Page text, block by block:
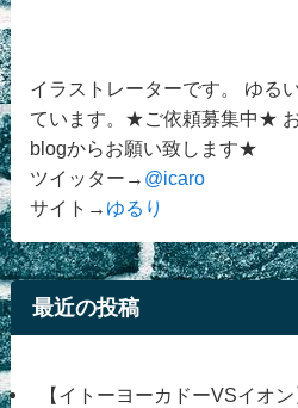
イラストレーターです。 ゆる
ています。★ご依頼募集中★
blogからお願い致します★
ツイッター→ @icaro
サイト→ ゆるり
最近の投稿
【イトーヨーカドーVSイオ